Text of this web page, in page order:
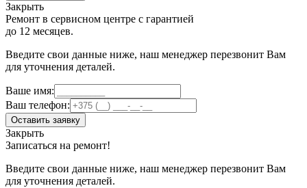
Закрыть
Ремонт в сервисном центре с гарантией
до 12 месяцев.
Введите свои данные ниже, наш менеджер перезвонит Вам
для уточнения деталей.
Ваше имя:
Ваш телефон:
Оставить заявку
Закрыть
Записаться на ремонт!
Введите свои данные ниже, наш менеджер перезвонит Вам
для уточнения деталей.